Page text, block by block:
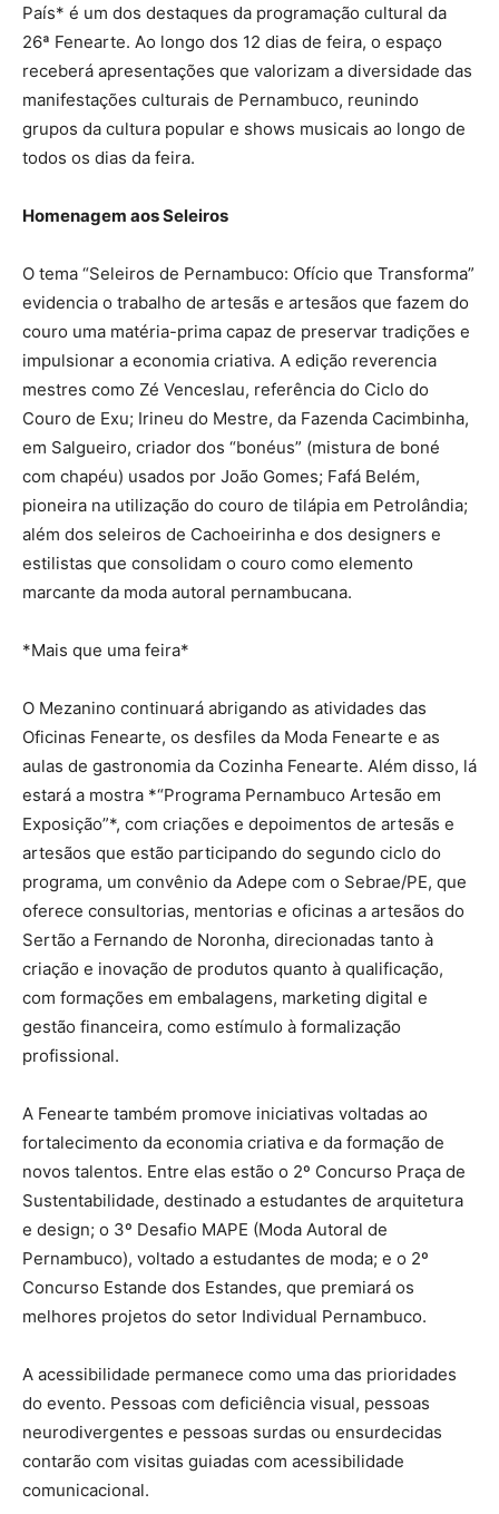
País* é um dos destaques da programação cultural da
26ª Fenearte. Ao longo dos 12 dias de feira, o espaço
receberá apresentações que valorizam a diversidade das
manifestações culturais de Pernambuco, reunindo
grupos da cultura popular e shows musicais ao longo de
todos os dias da feira.
Homenagem aos Seleiros
O tema “Seleiros de Pernambuco: Ofício que Transforma”
evidencia o trabalho de artesãs e artesãos que fazem do
couro uma matéria-prima capaz de preservar tradições e
impulsionar a economia criativa. A edição reverencia
mestres como Zé Venceslau, referência do Ciclo do
Couro de Exu; Irineu do Mestre, da Fazenda Cacimbinha,
em Salgueiro, criador dos “bonéus” (mistura de boné
com chapéu) usados por João Gomes; Fafá Belém,
pioneira na utilização do couro de tilápia em Petrolândia;
além dos seleiros de Cachoeirinha e dos designers e
estilistas que consolidam o couro como elemento
marcante da moda autoral pernambucana.
*Mais que uma feira*
O Mezanino continuará abrigando as atividades das
Oficinas Fenearte, os desfiles da Moda Fenearte e as
aulas de gastronomia da Cozinha Fenearte. Além disso, lá
estará a mostra *“Programa Pernambuco Artesão em
Exposição”*, com criações e depoimentos de artesãs e
artesãos que estão participando do segundo ciclo do
programa, um convênio da Adepe com o Sebrae/PE, que
oferece consultorias, mentorias e oficinas a artesãos do
Sertão a Fernando de Noronha, direcionadas tanto à
criação e inovação de produtos quanto à qualificação,
com formações em embalagens, marketing digital e
gestão financeira, como estímulo à formalização
profissional.
A Fenearte também promove iniciativas voltadas ao
fortalecimento da economia criativa e da formação de
novos talentos. Entre elas estão o 2º Concurso Praça de
Sustentabilidade, destinado a estudantes de arquitetura
e design; o 3º Desafio MAPE (Moda Autoral de
Pernambuco), voltado a estudantes de moda; e o 2º
Concurso Estande dos Estandes, que premiará os
melhores projetos do setor Individual Pernambuco.
A acessibilidade permanece como uma das prioridades
do evento. Pessoas com deficiência visual, pessoas
neurodivergentes e pessoas surdas ou ensurdecidas
contarão com visitas guiadas com acessibilidade
comunicacional.